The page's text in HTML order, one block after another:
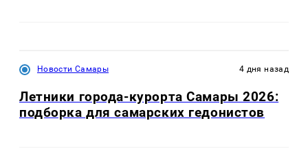
Новости Самары 4 дня назад
Летники города-курорта Самары 2026:
подборка для самарских гедонистов